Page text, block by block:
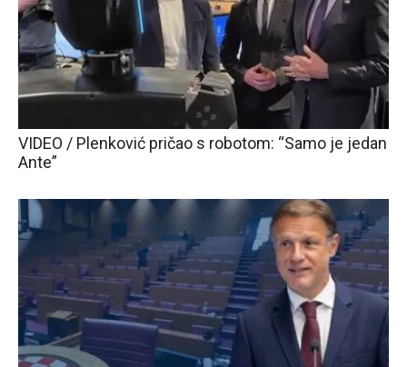
VIDEO / Plenković pričao s robotom: “Samo je jedan
Ante”